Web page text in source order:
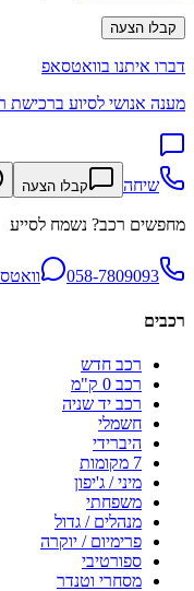
קבלו הצעה
דברו איתנו בוואטסאפ
מענה אנושי לסיוע ברכישת
שיחה קבלו הצעה
מחפשים רכב? נשמח לסייע
058-7809093
רכבים
רכב חדש
רכב 0 ק"מ
רכב יד שניה
חשמלי
היברידי
7 מקומות
מיני / ג'יפון
משפחתי
מנהלים / גדול
פרימיום / יוקרה
ספורטיבי
מסחרי וטנדר